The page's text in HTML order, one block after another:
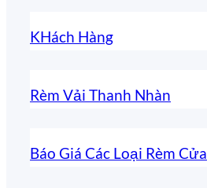
KHách Hàng
Rèm Vải Thanh Nhàn
Báo Giá Các Loại Rèm Cửa